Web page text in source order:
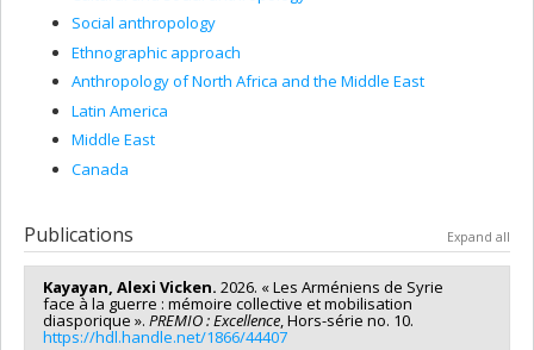
Social anthropology
Ethnographic approach
Anthropology of North Africa and the Middle East
Latin America
Middle East
Canada
Publications Expand all
Kayayan, Alexi Vicken. 2026. « Les Arméniens de Syrie
face à la guerre : mémoire collective et mobilisation
diasporique ». PREMIO : Excellence, Hors-série no. 10.
https://hdl.handle.net/1866/44407